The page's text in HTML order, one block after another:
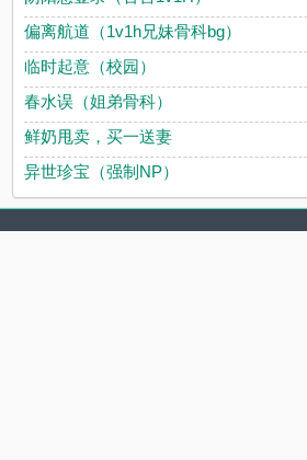
偏离航道（1v1h兄妹骨科bg）
临时起意（校园）
春水误（姐弟骨科）
鲜奶甩卖，买一送妻
异世珍宝（强制NP）